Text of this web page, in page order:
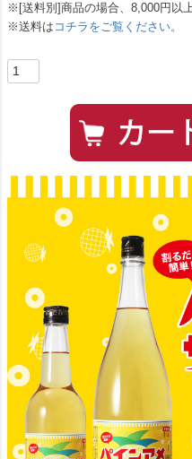
※[送料別]商品の場合、8,000円以
※送料は コチラをご覧ください。